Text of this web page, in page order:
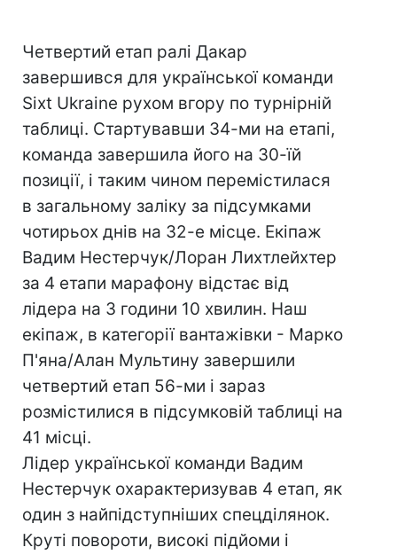
Четвертий етап ралі Дакар
завершився для української команди
Sixt Ukraine рухом вгору по турнірній
таблиці. Стартувавши 34-ми на етапі,
команда завершила його на 30-їй
позиції, і таким чином перемістилася
в загальному заліку за підсумками
чотирьох днів на 32-е місце. Екіпаж
Вадим Нестерчук/Лоран Лихтлейхтер
за 4 етапи марафону відстає від
лідера на 3 години 10 хвилин. Наш
екіпаж, в категорії вантажівки - Марко
П'яна/Алан Мультину завершили
четвертий етап 56-ми і зараз
розмістилися в підсумковій таблиці на
41 місці.
Лідер української команди Вадим
Нестерчук охарактеризував 4 етап, як
один з найпідступніших спецділянок.
Круті повороти, високі підйоми і